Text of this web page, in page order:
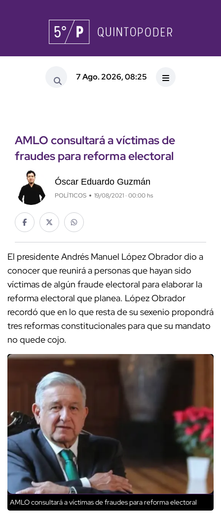
7 Ago. 2026, 08:25
AMLO consultará a víctimas de
fraudes para reforma electoral
Óscar Eduardo Guzmán
POLÍTICOS 19/08/2021 · 00:00 hs
El presidente Andrés Manuel López Obrador dio a
conocer que reunirá a personas que hayan sido
víctimas de algún fraude electoral para elaborar la
reforma electoral que planea. López Obrador
recordó que en lo que resta de su sexenio propondrá
tres reformas constitucionales para que su mandato
no quede cojo.
AMLO consultará a víctimas de fraudes para reforma electoral